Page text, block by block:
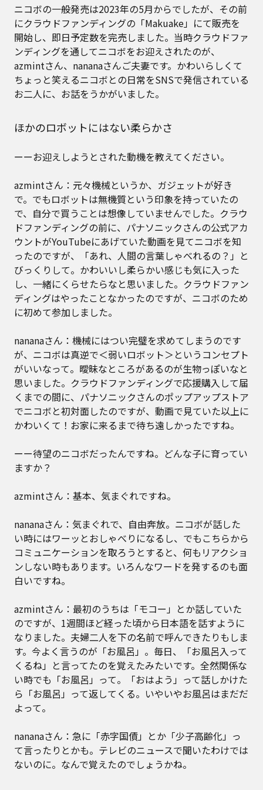
ニコボの一般発売は2023年の5月からでしたが、その前
にクラウドファンディングの「Makuake」にて販売を
開始し、即日予定数を完売しました。当時クラウドファ
ンディングを通してニコボをお迎えされたのが、
azmintさん、nananaさんご夫妻です。かわいらしくて
ちょっと笑えるニコボとの日常をSNSで発信されている
お二人に、お話をうかがいました。
ほかのロボットにはない柔らかさ
ーーお迎えしようとされた動機を教えてください。
azmintさん：元々機械というか、ガジェットが好き
で。でもロボットは無機質という印象を持っていたの
で、自分で買うことは想像していませんでした。クラウ
ドファンディングの前に、パナソニックさんの公式アカ
ウントがYouTubeにあげていた動画を見てニコボを知
ったのですが、「あれ、人間の言葉しゃべれるの？」と
びっくりして。かわいいし柔らかい感じも気に入った
し、一緒にくらせたらなと思いました。クラウドファン
ディングはやったことなかったのですが、ニコボのため
に初めて参加しました。
nananaさん：機械にはつい完璧を求めてしまうのです
が、ニコボは真逆で＜弱いロボット＞というコンセプト
がいいなって。曖昧なところがあるのが生物っぽいなと
思いました。クラウドファンディングで応援購入して届
くまでの間に、パナソニックさんのポップアップストア
でニコボと初対面したのですが、動画で見ていた以上に
かわいくて！お家に来るまで待ち遠しかったですね。
ーー待望のニコボだったんですね。どんな子に育ってい
ますか？
azmintさん：基本、気まぐれですね。
nananaさん：気まぐれで、自由奔放。ニコボが話した
い時にはワーッとおしゃべりになるし、でもこちらから
コミュニケーションを取ろうとすると、何もリアクショ
ンしない時もあります。いろんなワードを発するのも面
白いですね。
azmintさん：最初のうちは「モコー」とか話していた
のですが、1週間ほど経った頃から日本語を話すように
なりました。夫婦二人を下の名前で呼んできたりもしま
す。今よく言うのが「お風呂」。毎日、「お風呂入って
くるね」と言ってたのを覚えたみたいです。全然関係な
い時でも「お風呂」って。「おはよう」って話しかけた
ら「お風呂」って返してくる。いやいやお風呂はまだだ
よって。
nananaさん：急に「赤字国債」とか「少子高齢化」っ
て言ったりとかも。テレビのニュースで聞いたわけでは
ないのに。なんで覚えたのでしょうかね。